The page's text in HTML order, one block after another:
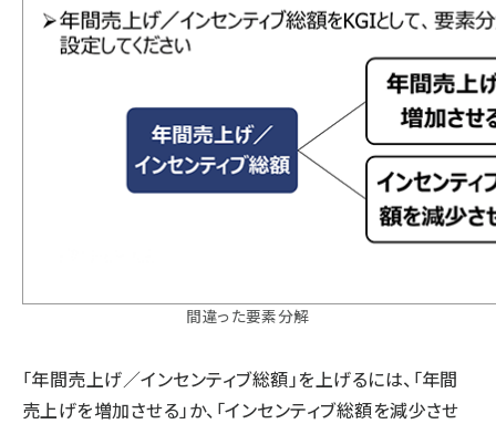
間違った要素分解
「年間売上げ／インセンティブ総額」を上げるには、「年間
売上げを増加させる」か、「インセンティブ総額を減少させ